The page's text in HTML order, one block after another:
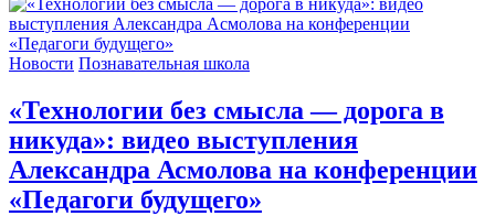
Новости Познавательная школа
«Технологии без смысла — дорога в
никуда»: видео выступления
Александра Асмолова на конференции
«Педагоги будущего»